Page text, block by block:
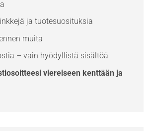
ja tuotesuosituksia
muita
– vain hyödyllistä sisältöä
viereiseen kenttään ja